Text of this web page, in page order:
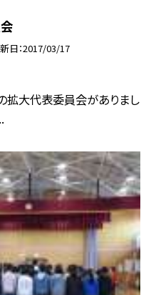
日 2017/03/17
拡大代表委員会がありまし